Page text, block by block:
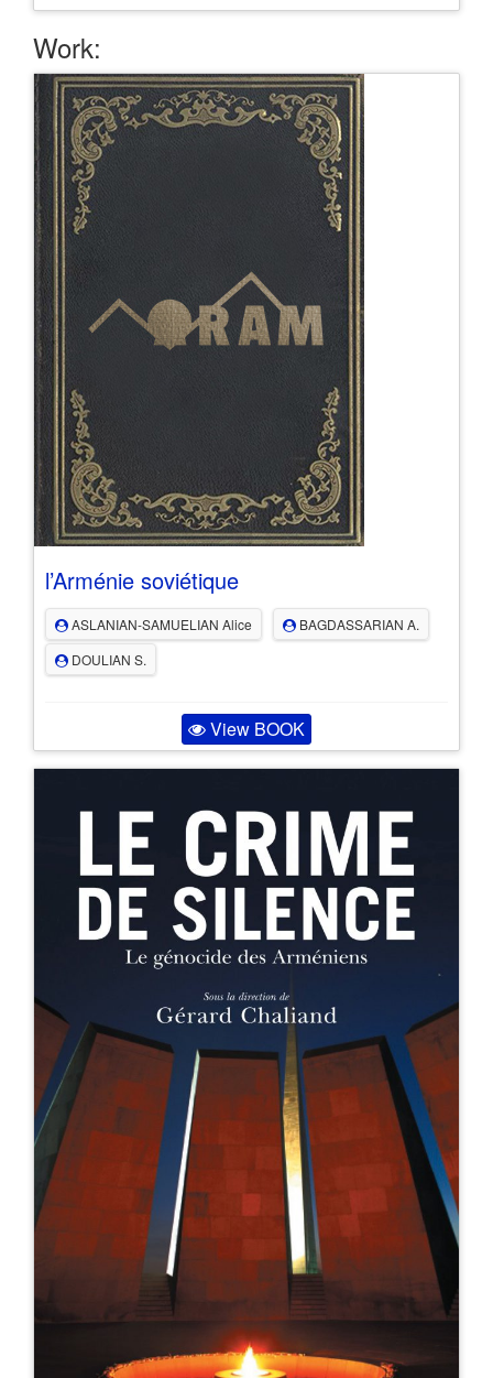
Work:
l’Arménie soviétique
ASLANIAN-SAMUELIAN Alice
BAGDASSARIAN A.
DOULIAN S.
View BOOK